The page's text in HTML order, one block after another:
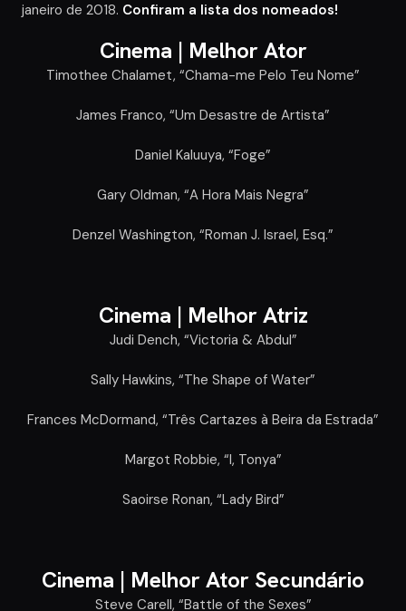
janeiro de 2018. Confiram a lista dos nomeados!
Cinema | Melhor Ator
Timothee Chalamet, “Chama-me Pelo Teu Nome”
James Franco, “Um Desastre de Artista”
Daniel Kaluuya, “Foge”
Gary Oldman, “A Hora Mais Negra”
Denzel Washington, “Roman J. Israel, Esq.”
Cinema | Melhor Atriz
Judi Dench, “Victoria & Abdul”
Sally Hawkins, “The Shape of Water”
Frances McDormand, “Três Cartazes à Beira da Estrada”
Margot Robbie, “I, Tonya”
Saoirse Ronan, “Lady Bird”
Cinema | Melhor Ator Secundário
Steve Carell, “Battle of the Sexes”